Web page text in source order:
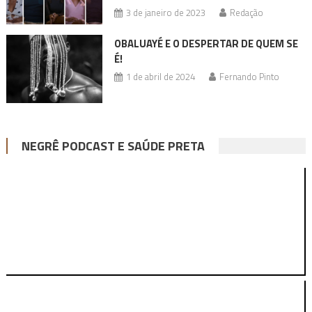
3 de janeiro de 2023 Redação
OBALUAYÉ E O DESPERTAR DE QUEM SE
É!
1 de abril de 2024 Fernando Pinto
NEGRÊ PODCAST E SAÚDE PRETA